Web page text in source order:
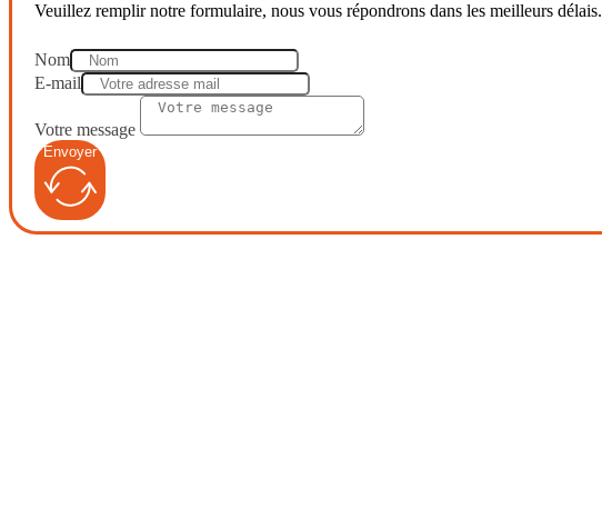
Veuillez remplir notre formulaire, nous vous répondrons dans les meilleurs délais.
Nom
E-mail
Votre message
Envoyer